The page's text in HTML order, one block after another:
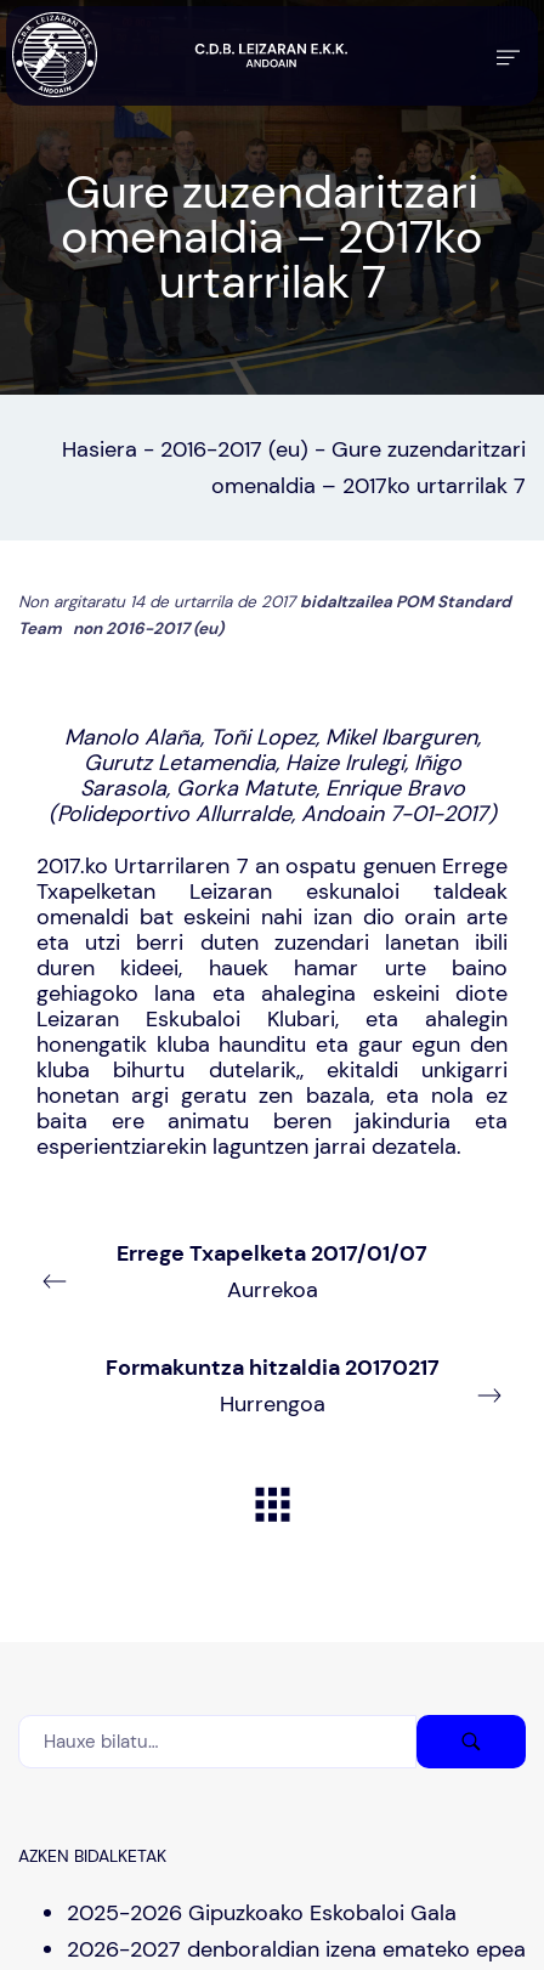
Gure zuzendaritzari
omenaldia – 2017ko
urtarrilak 7
Hasiera - 2016-2017 (eu) - Gure zuzendaritzari
omenaldia – 2017ko urtarrilak 7
Non argitaratu 14 de urtarrila de 2017bidaltzailea POM Standard
Team non2016-2017 (eu)
Manolo Alaña, Toñi Lopez, Mikel Ibarguren,
Gurutz Letamendia, Haize Irulegi, Iñigo
Sarasola, Gorka Matute, Enrique Bravo
(Polideportivo Allurralde, Andoain 7-01-2017)
2017.ko Urtarrilaren 7 an ospatu genuen Errege
Txapelketan Leizaran eskunaloi taldeak
omenaldi bat eskeini nahi izan dio orain arte
eta utzi berri duten zuzendari lanetan ibili
duren kideei, hauek hamar urte baino
gehiagoko lana eta ahalegina eskeini diote
Leizaran Eskubaloi Klubari, eta ahalegin
honengatik kluba haunditu eta gaur egun den
kluba bihurtu dutelarik,, ekitaldi unkigarri
honetan argi geratu zen bazala, eta nola ez
baita ere animatu beren jakinduria eta
esperientziarekin laguntzen jarrai dezatela.
Errege Txapelketa 2017/01/07
Aurrekoa
Formakuntza hitzaldia 20170217
Hurrengoa
AZKEN BIDALKETAK
2025-2026 Gipuzkoako Eskobaloi Gala
2026-2027 denboraldian izena emateko epea